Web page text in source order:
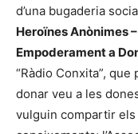
d’una bugaderia
Heroïnes Anònimes
Empoderament a
“Ràdio Conxita”,
donar veu a les
vulguin compartir els